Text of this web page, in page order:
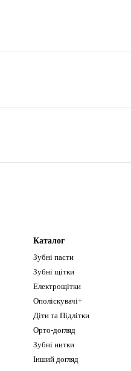
Каталог
Зубні пасти
Зубні щітки
Електрощітки
Ополіскувачі+
Діти та Підлітки
Орто-догляд
Зубні нитки
Інший догляд